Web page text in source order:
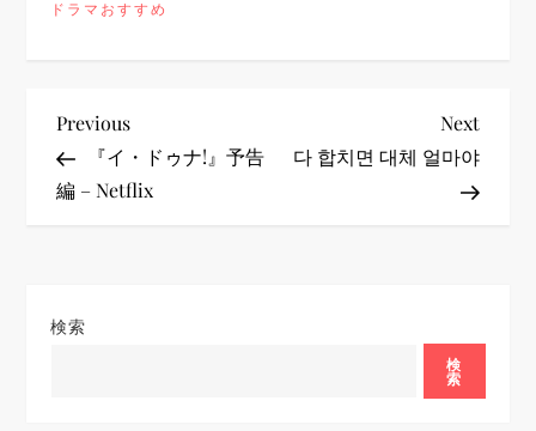
ドラマおすすめ
投
稿
Previous
Post
Previous
『イ・ドゥナ!』予告
編 – Netflix
Next
Post
Next
다 합치면 대체 얼마야
検索
検
索